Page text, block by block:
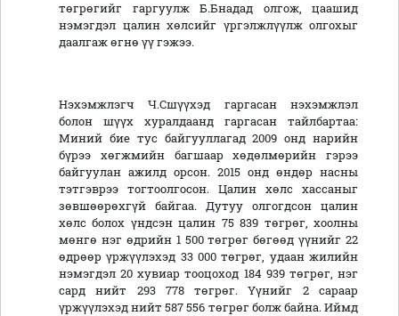
төгрөгийг гаргуулж Б.Бнадад олгож, цаашид
нэмэгдэл цалин хөлсийг үргэлжлүүлж олгохыг
даалгаж өгнө үү гэжээ.
Нэхэмжлэгч Ч.Сшүүхэд гаргасан нэхэмжлэл
болон шүүх хуралдаанд гаргасан тайлбартаа:
Миний бие тус байгууллагад 2009 онд нарийн
бүрээ хөгжмийн багшаар хөдөлмөрийн гэрээ
байгуулан ажилд орсон. 2015 онд өндөр насны
тэтгэврээ тогтоолгосон. Цалин хөлс хассаныг
зөвшөөрөхгүй байгаа. Дутуу олгогдсон цалин
хөлс болох үндсэн цалин 75 839 төгрөг, хоолны
мөнгө нэг өдрийн 1 500 төгрөг бөгөөд үүнийг 22
өдрөөр үржүүлэхэд 33 000 төгрөг, удаан жилийн
нэмэгдэл 20 хувиар тооцоход 184 939 төгрөг, нэг
сард нийт 293 778 төгрөг. Үүнийг 2 сараар
үржүүлэхэд нийт 587 556 төгрөг болж байна. Иймд